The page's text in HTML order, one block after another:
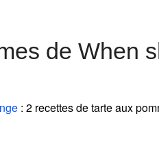
de When
: 2 recettes de tarte aux